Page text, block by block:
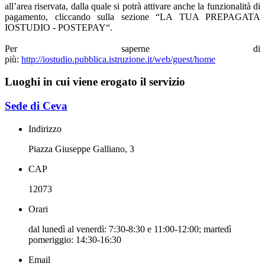
all’area riservata, dalla quale si potrà attivare anche la funzionalità di
pagamento, cliccando sulla sezione “LA TUA PREPAGATA
IOSTUDIO - POSTEPAY“.
Per saperne di
più: http://iostudio.pubblica.istruzione.it/web/guest/home
Luoghi in cui viene erogato il servizio
Sede di Ceva
Indirizzo
Piazza Giuseppe Galliano, 3
CAP
12073
Orari
dal lunedì al venerdì: 7:30-8:30 e 11:00-12:00; martedì
pomeriggio: 14:30-16:30
Email